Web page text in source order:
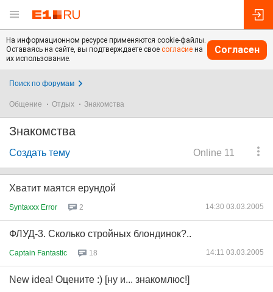
На информационном ресурсе применяются cookie-файлы.
Оставаясь на сайте, вы подтверждаете свое согласие на
их использование.
Согласен
Поиск по форумам
Общение Отдых Знакомства
Знакомства
Online 11
Создать тему
Хватит маятся ерундой
Syntaxxx Error 2 14:30 03.03.2005
ФЛУД-3. Сколько стройных блондинок?..
Captain Fantastic 18 14:11 03.03.2005
New idea! Оцените :) [ну и... знакомлюс!]